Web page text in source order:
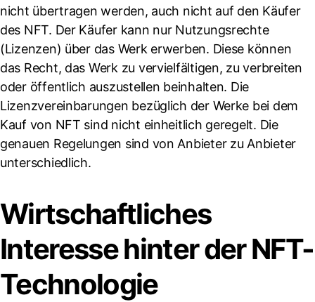
nicht übertragen werden, auch nicht auf den Käufer
des NFT. Der Käufer kann nur Nutzungsrechte
(Lizenzen) über das Werk erwerben. Diese können
das Recht, das Werk zu vervielfältigen, zu verbreiten
oder öffentlich auszustellen beinhalten. Die
Lizenzvereinbarungen bezüglich der Werke bei dem
Kauf von NFT sind nicht einheitlich geregelt. Die
genauen Regelungen sind von Anbieter zu Anbieter
unterschiedlich.
Wirtschaftliches
Interesse hinter der NFT-
Technologie